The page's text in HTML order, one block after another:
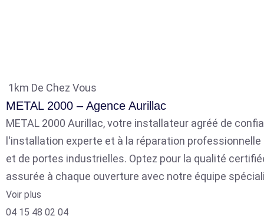
1km De Chez Vous
METAL 2000 – Agence Aurillac
METAL 2000 Aurillac, votre installateur agréé de
l'installation experte et à la réparation
et de portes industrielles. Optez pour la qualité
assurée à chaque ouverture avec notre équipe
Voir plus
04 15 48 02 04